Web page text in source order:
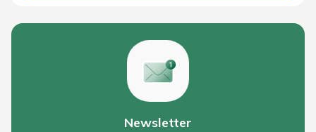
Newsletter